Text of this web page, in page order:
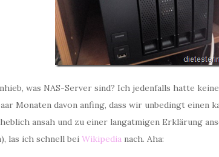
was NAS-Server sind? Ich jedenfalls hatte
Monaten davon anfing, dass wir unbedingt einen
ansah und zu einer langatmigen Erklärung
las ich schnell bei Wikipedia nach. Aha: